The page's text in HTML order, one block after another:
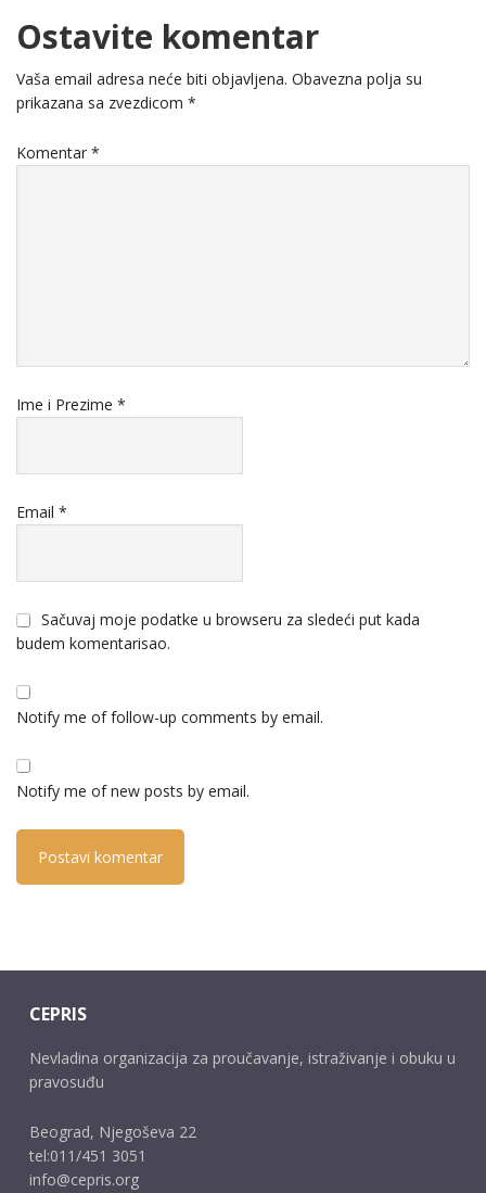
Ostavite komentar
Vaša email adresa neće biti objavljena. Obavezna polja su
prikazana sa zvezdicom *
Komentar *
Ime i Prezime *
Email *
Sačuvaj moje podatke u browseru za sledeći put kada
budem komentarisao.
Notify me of follow-up comments by email.
Notify me of new posts by email.
CEPRIS
Nevladina organizacija za proučavanje, istraživanje i obuku u
pravosuđu
Beograd, Njegoševa 22
tel:011/451 3051
info@cepris.org